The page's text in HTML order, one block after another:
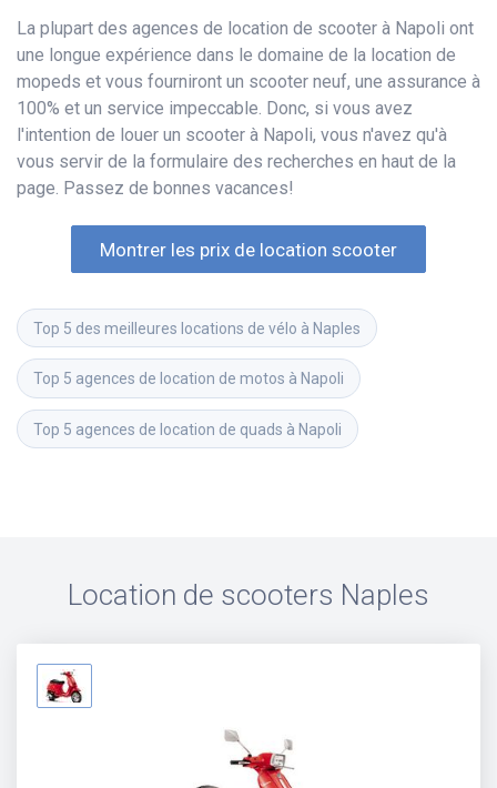
La plupart des agences de location de scooter à Napoli ont
une longue expérience dans le domaine de la location de
mopeds et vous fourniront un scooter neuf, une assurance à
100% et un service impeccable. Donc, si vous avez
l'intention de louer un scooter à Napoli, vous n'avez qu'à
vous servir de la formulaire des recherches en haut de la
page. Passez de bonnes vacances!
Montrer les prix de location scooter
Top 5 des meilleures locations de vélo à Naples
Top 5 agences de location de motos à Napoli
Top 5 agences de location de quads à Napoli
Location de scooters Naples